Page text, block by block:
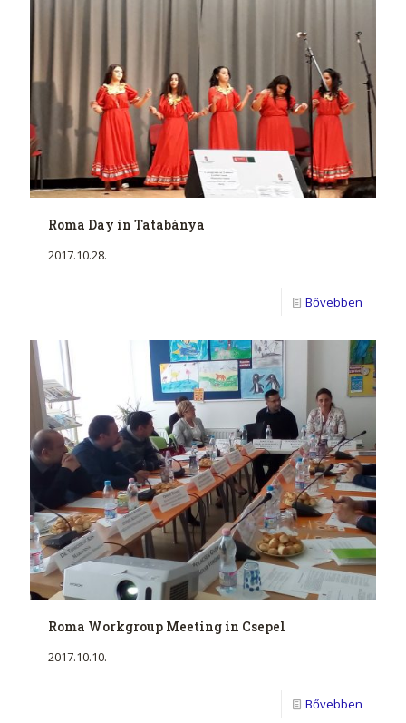
Roma Day in Tatabánya
2017.10.28.
Bővebben
Roma Workgroup Meeting in Csepel
2017.10.10.
Bővebben